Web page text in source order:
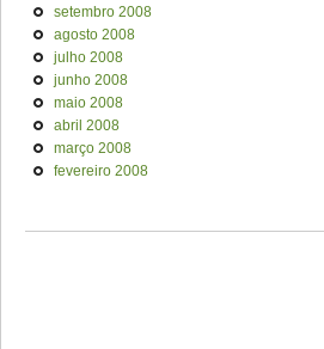
setembro 2008
agosto 2008
julho 2008
junho 2008
maio 2008
abril 2008
março 2008
fevereiro 2008